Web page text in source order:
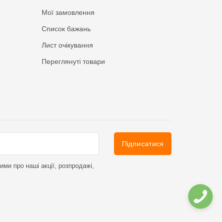
Мої замовлення
Список бажань
Лист очікування
Переглянуті товари
про наші акції, розпродажі,
Підписатися